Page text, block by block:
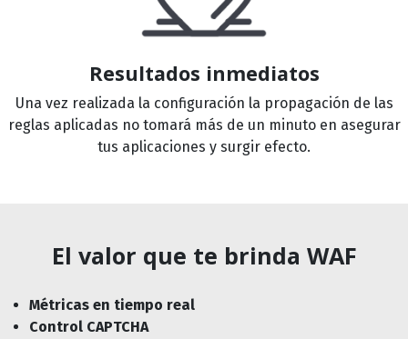
Resultados inmediatos
Una vez realizada la configuración la propagación de las
reglas aplicadas no tomará más de un minuto en asegurar
tus aplicaciones y surgir efecto.
El valor que te brinda WAF
Métricas en tiempo real
Control CAPTCHA